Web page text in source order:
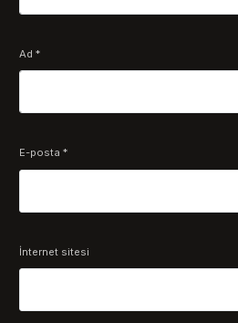
Ad*
E-posta*
İnternet sitesi